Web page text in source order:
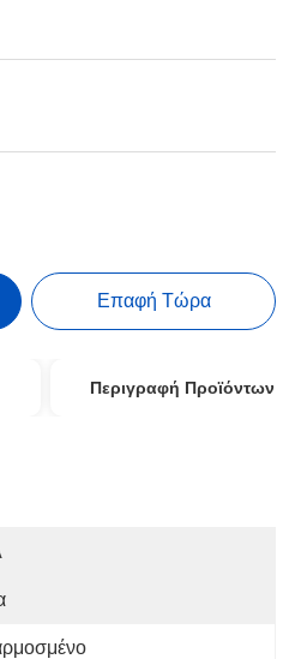
Επαφή Τώρα
Περιγραφή Προϊόντων